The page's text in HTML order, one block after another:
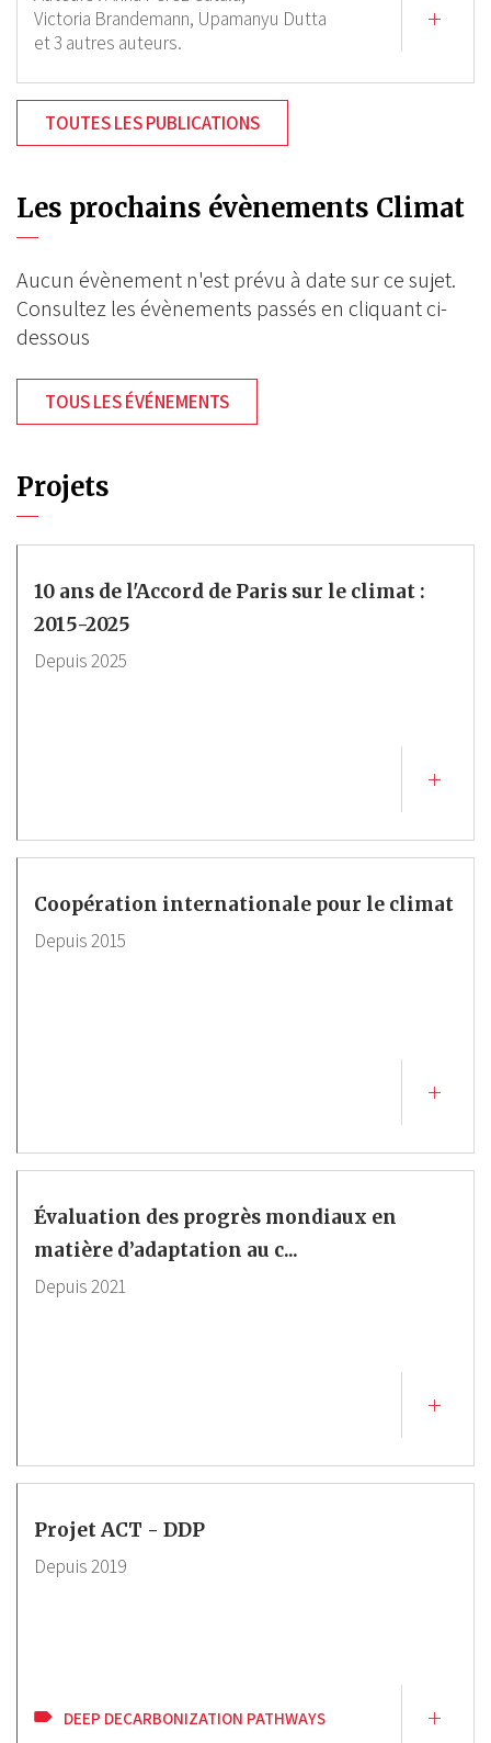
Victoria Brandemann, Upamanyu Dutta
et 3 autres auteurs.
TOUTES LES PUBLICATIONS
Les prochains évènements Climat
Aucun évènement n'est prévu à date sur ce sujet.
Consultez les évènements passés en cliquant ci-
dessous
TOUS LES ÉVÉNEMENTS
Projets
10 ans de l'Accord de Paris sur le climat :
2015-2025
Depuis2025
Coopération internationale pour le climat
Depuis2015
Évaluation des progrès mondiaux en
matière d’adaptation au c...
Depuis2021
Projet ACT - DDP
Depuis2019
DEEP DECARBONIZATION PATHWAYS